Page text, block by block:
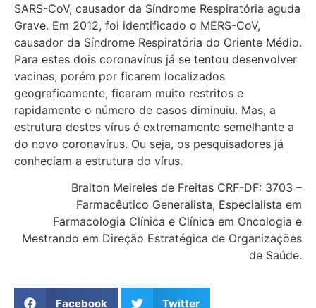
SARS-CoV, causador da Síndrome Respiratória aguda
Grave. Em 2012, foi identificado o MERS-CoV,
causador da Síndrome Respiratória do Oriente Médio.
Para estes dois coronavírus já se tentou desenvolver
vacinas, porém por ficarem localizados
geograficamente, ficaram muito restritos e
rapidamente o número de casos diminuiu. Mas, a
estrutura destes vírus é extremamente semelhante a
do novo coronavírus. Ou seja, os pesquisadores já
conheciam a estrutura do vírus.
Braiton Meireles de Freitas CRF-DF: 3703 –
Farmacêutico Generalista, Especialista em
Farmacologia Clínica e Clínica em Oncologia e
Mestrando em Direção Estratégica de Organizações
de Saúde.
Facebook Twitter